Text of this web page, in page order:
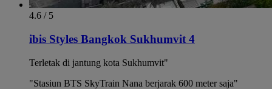
4.6 / 5
ibis Styles Bangkok Sukhumvit 4
Terletak di jantung kota Sukhumvit"
"Stasiun BTS SkyTrain Nana berjarak 600 meter saja"